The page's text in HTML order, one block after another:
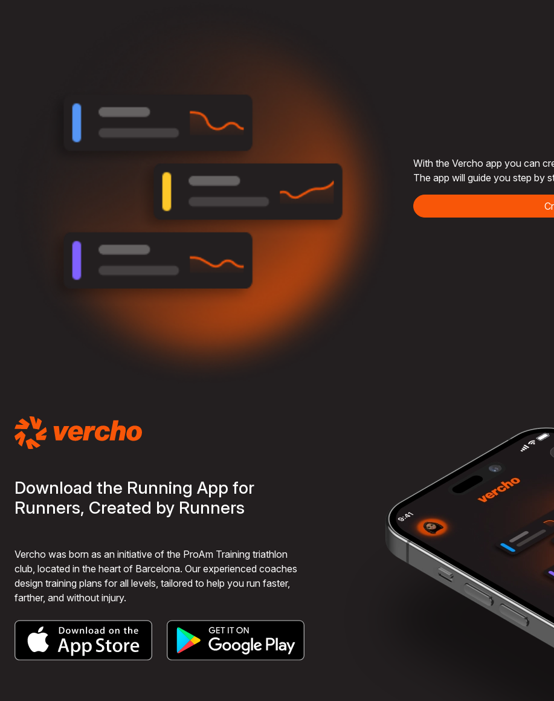
With the Vercho app you can
The app will guide you step by
Download the Running App for
Runners, Created by Runners
Vercho was born as an initiative of the ProAm Training triathlon
club, located in the heart of Barcelona. Our experienced coaches
design training plans for all levels, tailored to help you run faster,
farther, and without injury.